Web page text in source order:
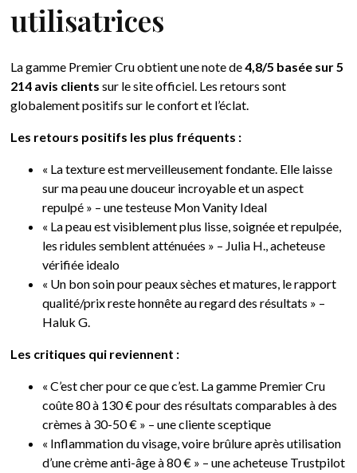
utilisatrices
La gamme Premier Cru obtient une note de4,8/5 basée sur 5
214 avis clients sur le site officiel. Les retours sont
globalement positifs sur le confort et l’éclat.
Les retours positifs les plus fréquents :
« La texture est merveilleusement fondante. Elle laisse
sur ma peau une douceur incroyable et un aspect
repulpé » – une testeuse Mon Vanity Ideal
« La peau est visiblement plus lisse, soignée et repulpée,
les ridules semblent atténuées » – Julia H., acheteuse
vérifiée idealo
« Un bon soin pour peaux sèches et matures, le rapport
qualité/prix reste honnête au regard des résultats » –
Haluk G.
Les critiques qui reviennent :
« C’est cher pour ce que c’est. La gamme Premier Cru
coûte 80 à 130 € pour des résultats comparables à des
crèmes à 30-50 € » – une cliente sceptique
« Inflammation du visage, voire brûlure après utilisation
d’une crème anti-âge à 80 € » – une acheteuse Trustpilot